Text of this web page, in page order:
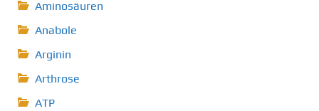
Aminosäuren
Anabole
Arginin
Arthrose
ATP